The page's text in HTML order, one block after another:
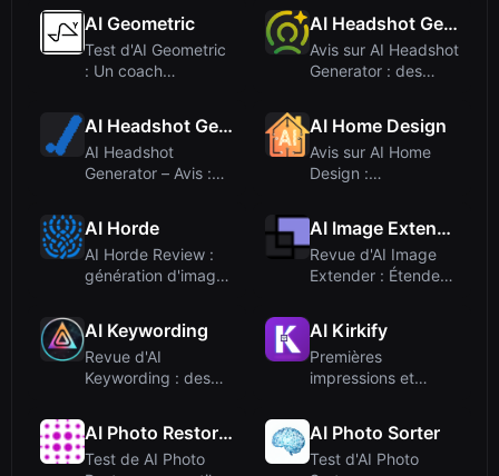
AI Geometric
Test d'AI Geometric
: Un coach
AI Headshot Generator
Avis sur AI Headshot
Generator : des
AI Headshot Generator
AI Headshot
Generator – Avis :
AI Home Design
Avis sur AI Home
Design :
AI Horde
AI Horde Review :
génération d'images
AI Image Extender
Revue d'AI Image
Extender : Étendez
AI Keywording
Revue d'AI
Keywording : des
AI Kirkify
Premières
impressions et
AI Photo Restorer
Test de AI Photo
AI Photo Sorter
Test d'AI Photo